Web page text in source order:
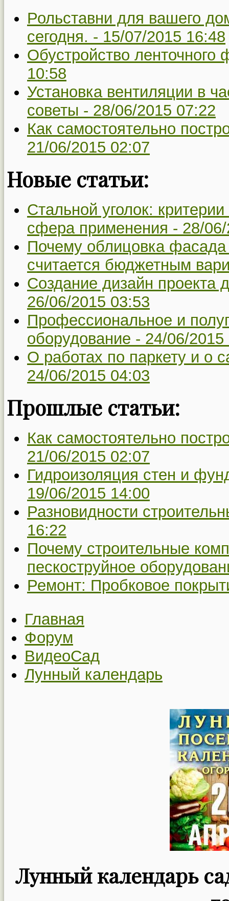
Рольставни для вашего
сегодня. - 15/07/2015 16:48
Обустройство
10:58
Установка вентиляции в
советы - 28/06/2015 07:22
Как самостоятельно
21/06/2015 02:07
Новые статьи:
Стальной уголок:
сфера применения - 28/
Почему облицовка фасада
считается бюджетным
Создание дизайн проекта
26/06/2015 03:53
Профессиональное и
оборудование - 24/06/2015
О работах по паркету и о
24/06/2015 04:03
Прошлые статьи:
Как самостоятельно
21/06/2015 02:07
Гидроизоляция стен и
19/06/2015 14:00
Разновидности
16:22
Почему строительные
пескоструйное
Ремонт: Пробковое
Главная
Форум
ВидеоСад
Лунный календарь
Лунный календарь